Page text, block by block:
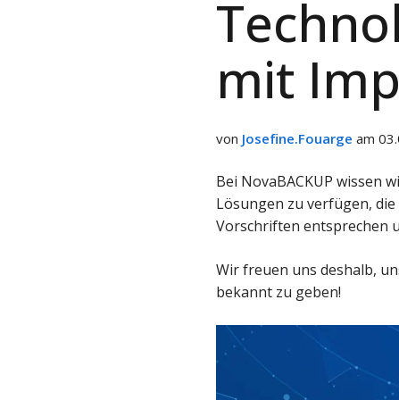
mit
von Josefine.Fouarge am
Bei NovaBACKUP wissen
Lösungen zu verfügen,
Vorschriften entsprechen
Wir freuen uns deshalb,
bekannt zu geben!